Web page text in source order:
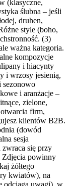
(klasyczne,
ślubna – jeśli
druhen,
style (boho,
(3)
ważna kategoria.
kompozycje
i hiacynty
i wrzosy jesienią,
sezonowo
i aranżacje –
zielone,
firm,
klientów B2B.
(dowód
sesja
się przy
Zdjęcia powinny
żółtego
kwiatów), na
odciąga uwagi), w